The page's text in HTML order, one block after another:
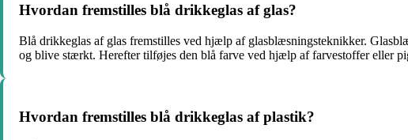
Hvordan fremstilles blå drikkeglas af glas?
Blå drikkeglas af glas fremstilles ved hjælp af glasblæsningsteknikker.
og blive stærkt. Herefter tilføjes den blå farve ved hjælp af farvestoffer eller
Hvordan fremstilles blå drikkeglas af plastik?